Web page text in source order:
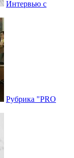
Интервью с
Рубрика "PRO